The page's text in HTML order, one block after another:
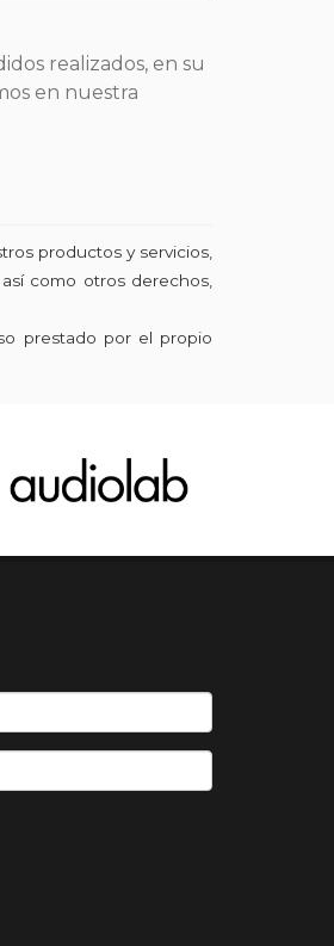
realizados, en su
en nuestra
productos y servicios,
como otros derechos,
prestado por el propio